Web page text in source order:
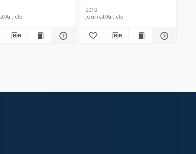
Article
2010
Journal/Article